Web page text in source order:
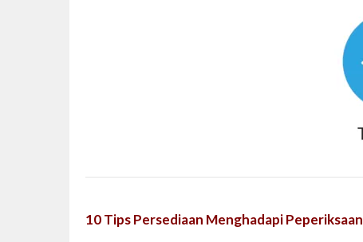
10 Tips Persediaan Menghadapi Peperiksaan